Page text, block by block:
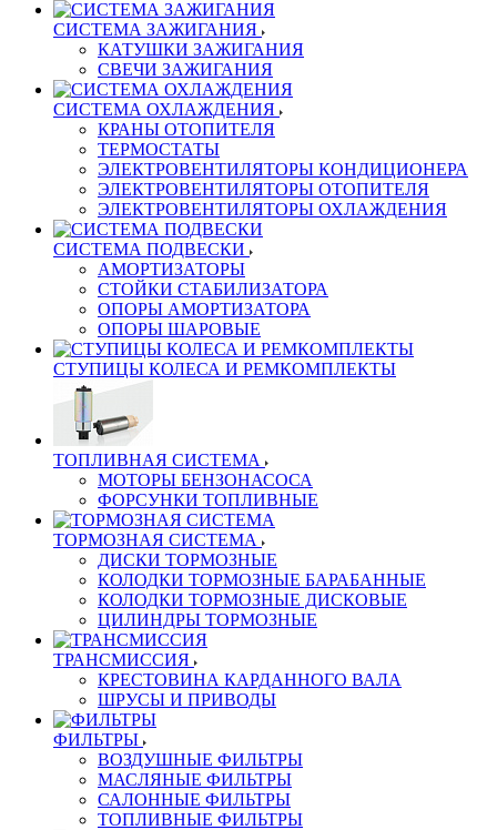
СИСТЕМА ЗАЖИГАНИЯ
КАТУШКИ ЗАЖИГАНИЯ
СВЕЧИ ЗАЖИГАНИЯ
СИСТЕМА ОХЛАЖДЕНИЯ
КРАНЫ ОТОПИТЕЛЯ
ТЕРМОСТАТЫ
ЭЛЕКТРОВЕНТИЛЯТОРЫ КОНДИЦИОНЕРА
ЭЛЕКТРОВЕНТИЛЯТОРЫ ОТОПИТЕЛЯ
ЭЛЕКТРОВЕНТИЛЯТОРЫ ОХЛАЖДЕНИЯ
СИСТЕМА ПОДВЕСКИ
АМОРТИЗАТОРЫ
СТОЙКИ СТАБИЛИЗАТОРА
ОПОРЫ АМОРТИЗАТОРА
ОПОРЫ ШАРОВЫЕ
СТУПИЦЫ КОЛЕСА И РЕМКОМПЛЕКТЫ
ТОПЛИВНАЯ СИСТЕМА
МОТОРЫ БЕНЗОНАСОСА
ФОРСУНКИ ТОПЛИВНЫЕ
ТОРМОЗНАЯ СИСТЕМА
ДИСКИ ТОРМОЗНЫЕ
КОЛОДКИ ТОРМОЗНЫЕ БАРАБАННЫЕ
КОЛОДКИ ТОРМОЗНЫЕ ДИСКОВЫЕ
ЦИЛИНДРЫ ТОРМОЗНЫЕ
ТРАНСМИССИЯ
КРЕСТОВИНА КАРДАННОГО ВАЛА
ШРУСЫ И ПРИВОДЫ
ФИЛЬТРЫ
ВОЗДУШНЫЕ ФИЛЬТРЫ
МАСЛЯНЫЕ ФИЛЬТРЫ
САЛОННЫЕ ФИЛЬТРЫ
ТОПЛИВНЫЕ ФИЛЬТРЫ